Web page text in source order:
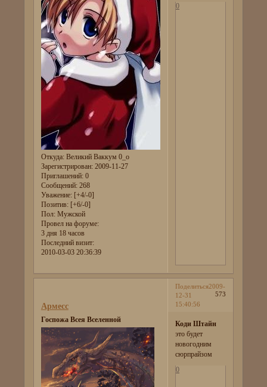
Откуда:Великий Ваккум 0_о
Зарегистрирован: 2009-11-27
Приглашений:0
Сообщений:268
Уважение: [+4/-0]
Позитив: [+6/-0]
Пол:Мужской
Провел на форуме:
3 дня 18 часов
Последний визит:
2010-03-03 20:36:39
0
Поделиться
573
2009-
12-31
15:40:56
Армесс
Госпожа Всея Вселенной
Коди Штайн
это будет
новогодним
сюрпрайзом
0